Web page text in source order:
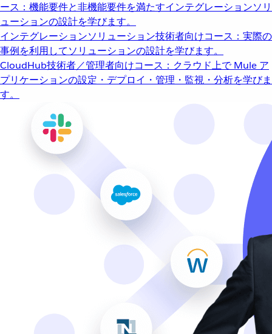
ース：機能要件と非機能要件を満たすインテグレーションソリ
ューションの設計を学びます。
インテグレーションソリューション技術者向けコース：実際の
事例を利用してソリューションの設計を学びます。
CloudHub技術者／管理者向けコース：クラウド上で Mule ア
プリケーションの設定・デプロイ・管理・監視・分析を学びま
す。